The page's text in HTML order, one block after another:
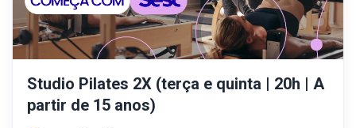
Studio Pilates 2X (terça e quinta | 20h | A
partir de 15 anos)